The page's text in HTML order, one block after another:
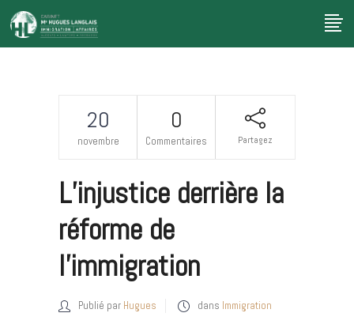
20
novembre
0
Commentaires Partagez
L’injustice derrière la
réforme de
l’immigration
Publié par Hugues dans Immigration